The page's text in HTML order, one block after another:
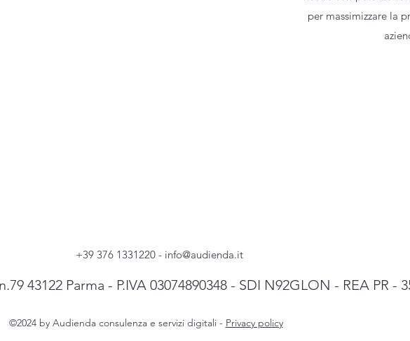
per massimizzare la
+39 376 1331220 - info@audienda.it
43122 Parma - P.IVA 03074890348 - SDI N92GLON - REA PR -
©2024 by Audienda consulenza e servizi digitali - Privacy policy